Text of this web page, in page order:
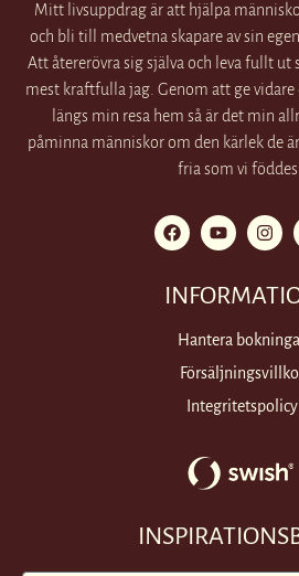
Mitt livsuppdrag är att hjälpa
och bli till medvetna skapare av sin
Att återerövra sig själva och leva fullt ut
mest kraftfulla jag. Genom att ge vidare
längs min resa hem så är det min
påminna människor om den kärlek de
fria som vi
Hantera
Integritetspolicy